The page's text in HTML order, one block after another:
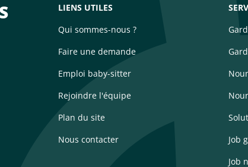
LIENS UTILES
Qui sommes-nous ?
Faire une demande
Emploi baby-sitter
Rejoindre l'équipe
Plan du site
Nous contacter
Job
Job